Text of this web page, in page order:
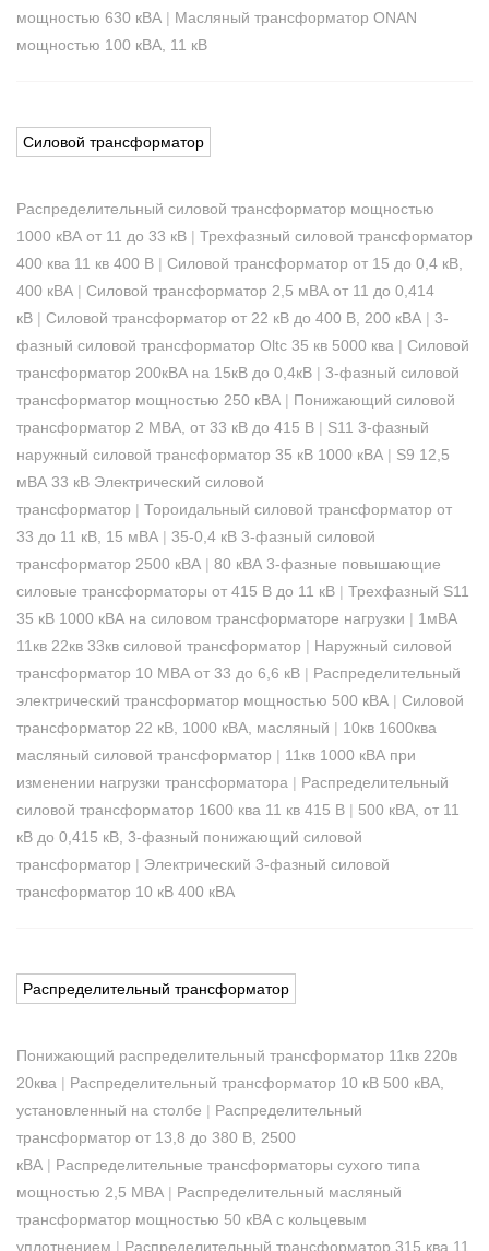
мощностью 630 кВА | Масляный трансформатор ONAN
мощностью 100 кВА, 11 кВ
Силовой трансформатор
Распределительный силовой трансформатор мощностью
1000 кВА от 11 до 33 кВ | Трехфазный силовой трансформатор
400 ква 11 кв 400 В | Силовой трансформатор от 15 до 0,4 кВ,
400 кВА | Силовой трансформатор 2,5 мВА от 11 до 0,414
кВ | Силовой трансформатор от 22 кВ до 400 В, 200 кВА | 3-
фазный силовой трансформатор Oltc 35 кв 5000 ква | Силовой
трансформатор 200кВА на 15кВ до 0,4кВ | 3-фазный силовой
трансформатор мощностью 250 кВА | Понижающий силовой
трансформатор 2 МВА, от 33 кВ до 415 В | S11 3-фазный
наружный силовой трансформатор 35 кВ 1000 кВА | S9 12,5
мВА 33 кВ Электрический силовой
трансформатор | Тороидальный силовой трансформатор от
33 до 11 кВ, 15 мВА | 35-0,4 кВ 3-фазный силовой
трансформатор 2500 кВА | 80 кВА 3-фазные повышающие
силовые трансформаторы от 415 В до 11 кВ | Трехфазный S11
35 кВ 1000 кВА на силовом трансформаторе нагрузки | 1мВА
11кв 22кв 33кв силовой трансформатор | Наружный силовой
трансформатор 10 МВА от 33 до 6,6 кВ | Распределительный
электрический трансформатор мощностью 500 кВА | Силовой
трансформатор 22 кВ, 1000 кВА, масляный | 10кв 1600ква
масляный силовой трансформатор | 11кв 1000 кВА при
изменении нагрузки трансформатора | Распределительный
силовой трансформатор 1600 ква 11 кв 415 В | 500 кВА, от 11
кВ до 0,415 кВ, 3-фазный понижающий силовой
трансформатор | Электрический 3-фазный силовой
трансформатор 10 кВ 400 кВА
Распределительный трансформатор
Понижающий распределительный трансформатор 11кв 220в
20ква | Распределительный трансформатор 10 кВ 500 кВА,
установленный на столбе | Распределительный
трансформатор от 13,8 до 380 В, 2500
кВА | Распределительные трансформаторы сухого типа
мощностью 2,5 МВА | Распределительный масляный
трансформатор мощностью 50 кВА с кольцевым
уплотнением | Распределительный трансформатор 315 ква 11